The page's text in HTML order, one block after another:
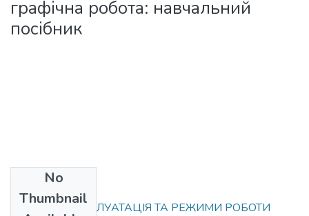
графічна робота: навчальний
посібник
No
Thumbnail
Бардик Є.І.ЕКСПЛУАТАЦІЯ ТА РЕЖИМИ РОБОТИ